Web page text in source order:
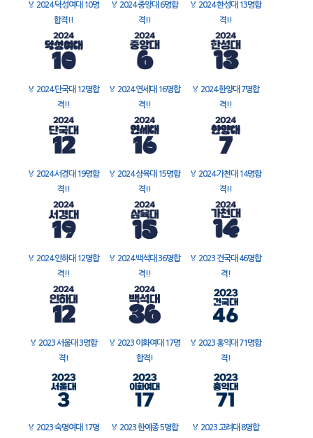
🏅 2024 덕성여대 10명
합격!!
🏅 2024 중앙대 6명합
격!!
🏅 2024 한성대 13명합
격!!
🏅 2024 단국대 12명합
격!!
🏅 2024 연세대 16명합
격!!
🏅 2024 한양대 7명합
격!!
🏅 2024 서경대 19명합
격!!
🏅 2024 삼육대 15명합
격!!
🏅 2024 가천대 14명합
격!!
🏅 2024 인하대 12명합
격!!
🏅 2024 백석대 36명합
격!!
🏅 2023 건국대 46명합
격!
🏅 2023 서울대 3명합
격!
🏅 2023 이화여대 17명
합격!
🏅 2023 홍익대 71명합
격!
🏅 2023 숙명여대 17명
🏅 2023 한예종 5명합
🏅 2023 고려대 8명합